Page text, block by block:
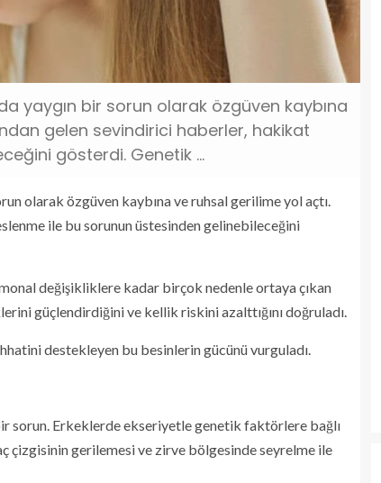
yaygın bir sorun olarak özgüven kaybına
gelen sevindirici haberler, hakikat
gösterdi. Genetik ...
olarak özgüven kaybına ve ruhsal gerilime yol açtı.
ile bu sorunun üstesinden gelinebileceğini
değişikliklere kadar birçok nedenle ortaya çıkan
güçlendirdiğini ve kellik riskini azalttığını doğruladı.
destekleyen bu besinlerin gücünü vurguladı.
sorun. Erkeklerde ekseriyetle genetik faktörlere bağlı
çizgisinin gerilemesi ve zirve bölgesinde seyrelme ile